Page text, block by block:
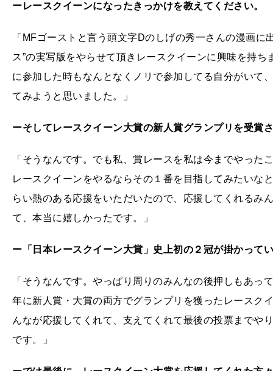
ーレースクイーンになったきっかけを教えてください。
「MFゴーストと言う頭文字Dのしげの秀一さんの漫画
ス”の実写版をやらせて頂きレースクイーンに興味を持
に参加した時もなんとなくノリで参加してる自分がいて
てみようと思いました。」
ーそしてレースクイーン大賞の新人賞グランプリを受賞
「そうなんです。でも私、賞レースを私は今までやっ
レースクイーンをやるならその１番を目指してみたいな
らい熱のある応援をいただいたので、応援してくれるみ
て、本当に嬉しかったです。」
ー「日本レースクイーン大賞」史上初の２冠が掛かって
「そうなんです。やっぱり周りのみんなの後押しもあ
年に新人賞・大賞の両方でグランプリを獲ったレースク
んなが応援してくれて、支えてくれて最後の投票までや
です。」